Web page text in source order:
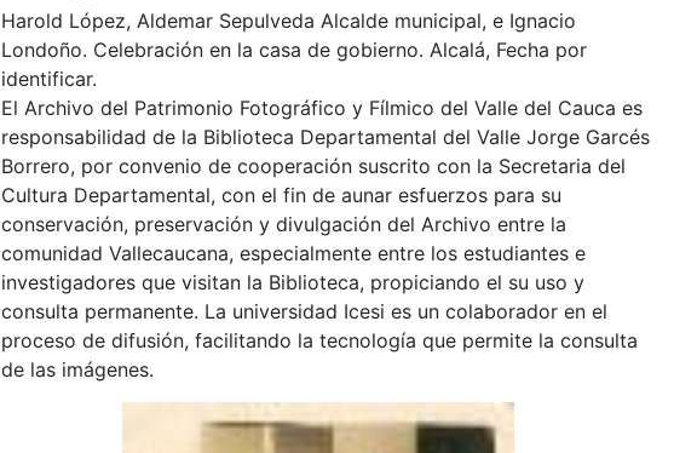
Harold López, Aldemar Sepulveda Alcalde municipal, e Ignacio
Londoño. Celebración en la casa de gobierno. Alcalá, Fecha por
identificar.
El Archivo del Patrimonio Fotográfico y Fílmico del Valle del Cauca es
responsabilidad de la Biblioteca Departamental del Valle Jorge Garcés
Borrero, por convenio de cooperación suscrito con la Secretaria del
Cultura Departamental, con el fin de aunar esfuerzos para su
conservación, preservación y divulgación del Archivo entre la
comunidad Vallecaucana, especialmente entre los estudiantes e
investigadores que visitan la Biblioteca, propiciando el su uso y
consulta permanente. La universidad Icesi es un colaborador en el
proceso de difusión, facilitando la tecnología que permite la consulta
de las imágenes.